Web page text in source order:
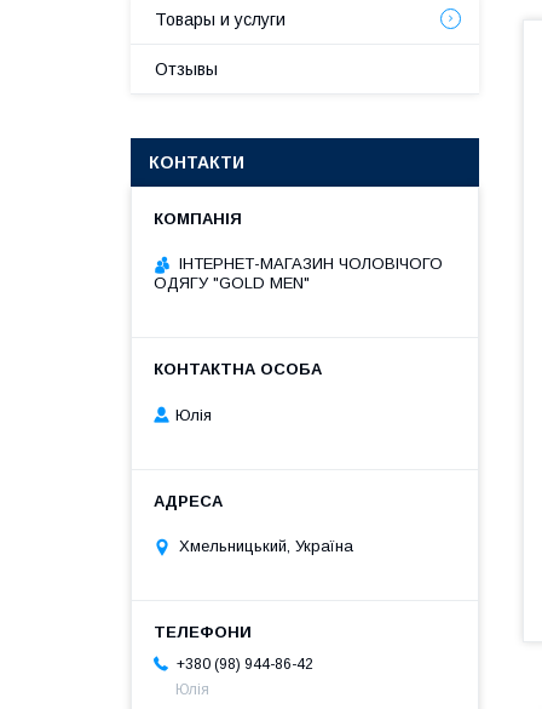
Товары и услуги
Отзывы
КОНТАКТИ
ІНТЕРНЕТ-МАГАЗИН ЧОЛОВІЧОГО
ОДЯГУ "GOLD MEN"
Юлія
Хмельницький, Україна
+380 (98) 944-86-42
Юлія